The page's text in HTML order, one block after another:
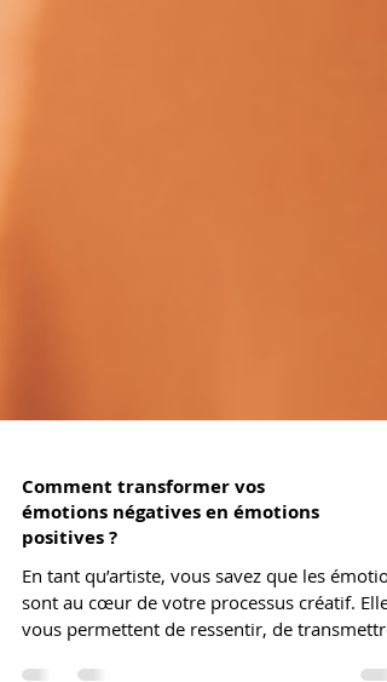
Comment transformer vos
émotions négatives en émotions
positives ?
En tant qu’artiste, vous savez que les
sont au cœur de votre processus créatif. Elles